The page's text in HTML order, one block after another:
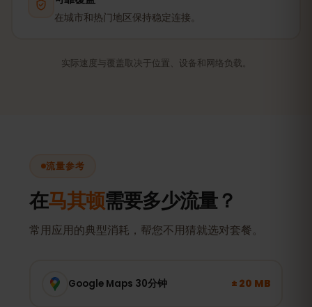
在城市和热门地区保持稳定连接。
实际速度与覆盖取决于位置、设备和网络负载。
流量参考
在马其顿需要多少流量？
常用应用的典型消耗，帮您不用猜就选对套餐。
Google Maps 30分钟 ± 20 MB